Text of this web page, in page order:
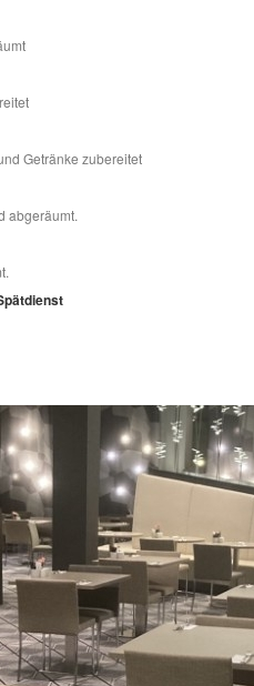
Getränke zubereitet
abgeräumt.